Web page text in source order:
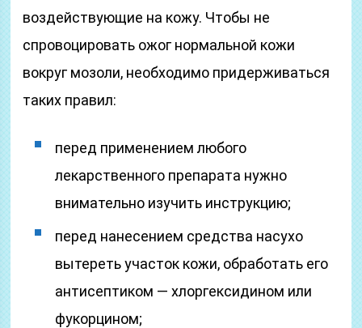
воздействующие на кожу. Чтобы не
спровоцировать ожог нормальной кожи
вокруг мозоли, необходимо придерживаться
таких правил:
перед применением любого
лекарственного препарата нужно
внимательно изучить инструкцию;
перед нанесением средства насухо
вытереть участок кожи, обработать его
антисептиком — хлоргексидином или
фукорцином;